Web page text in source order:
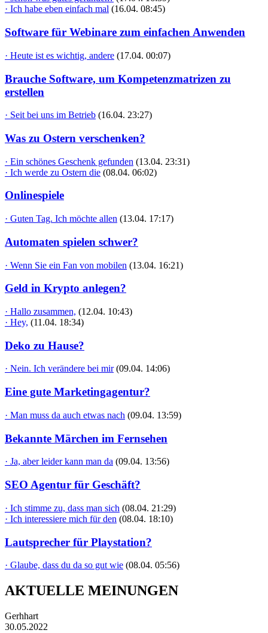
· Ich habe eben einfach mal (16.04. 08:45)
Software für Webinare zum einfachen Anwenden
· Heute ist es wichtig, andere (17.04. 00:07)
Brauche Software, um Kompetenzmatrizen zu
erstellen
· Seit bei uns im Betrieb (16.04. 23:27)
Was zu Ostern verschenken?
· Ein schönes Geschenk gefunden (13.04. 23:31)
· Ich werde zu Ostern die (08.04. 06:02)
Onlinespiele
· Guten Tag. Ich möchte allen (13.04. 17:17)
Automaten spielen schwer?
· Wenn Sie ein Fan von mobilen (13.04. 16:21)
Geld in Krypto anlegen?
· Hallo zusammen, (12.04. 10:43)
· Hey, (11.04. 18:34)
Deko zu Hause?
· Nein. Ich verändere bei mir (09.04. 14:06)
Eine gute Marketingagentur?
· Man muss da auch etwas nach (09.04. 13:59)
Bekannte Märchen im Fernsehen
· Ja, aber leider kann man da (09.04. 13:56)
SEO Agentur für Geschäft?
· Ich stimme zu, dass man sich (08.04. 21:29)
· Ich interessiere mich für den (08.04. 18:10)
Lautsprecher für Playstation?
· Glaube, dass du da so gut wie (08.04. 05:56)
AKTUELLE MEINUNGEN
Gerhhart
30.05.2022